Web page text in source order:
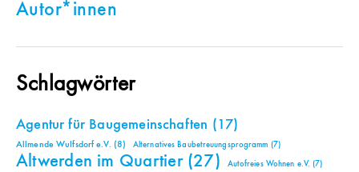
Autor*innen
Schlagwörter
Agentur für Baugemeinschaften (17)
Allmende Wulfsdorf e.V. (8) Alternatives Baubetreuungsprogramm (7)
Altwerden im Quartier(27) Autofreies Wohnen e.V. (7)